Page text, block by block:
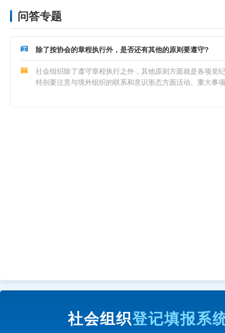
问答专题
除了按协会的章程执行外，是否还有其他的原则要遵守?
社会组织除了遵守章程执行之外，其他原则方面就是各项党
特别要注意与境外组织的联系和意识形态方面活动。重大事
社会组织登记填报系